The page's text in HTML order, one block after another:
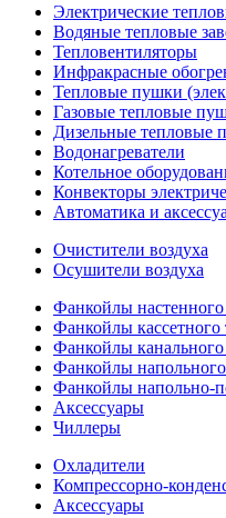
Электрические
Водяные тепловые
Тепловентиляторы
Инфракрасные
Тепловые пушки
Газовые тепловые
Дизельные тепловые
Водонагреватели
Котельное
Конвекторы
Автоматика и
Очистители воздуха
Осушители воздуха
Фанкойлы настенного
Фанкойлы кассетного
Фанкойлы канального
Фанкойлы
Фанкойлы напольно-
Аксессуары
Чиллеры
Охладители
Компрессорно-
Аксессуары